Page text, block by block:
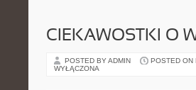
CIEKAWOSTKI O
POSTED BY ADMIN POSTED ON
WYŁĄCZONA